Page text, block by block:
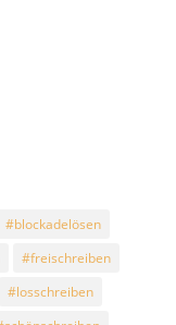
#blockadelösen
#freischreiben
#losschreiben